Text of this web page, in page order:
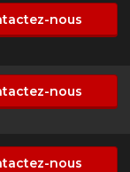
nous
nous
nous